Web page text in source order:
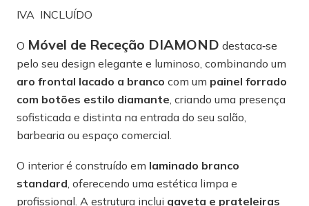
IVA INCLUÍDO
O Móvel de Receção DIAMOND destaca‑se
pelo seu design elegante e luminoso, combinando um
aro frontal lacado a branco com um painel forrado
com botões estilo diamante , criando uma presença
sofisticada e distinta na entrada do seu salão,
barbearia ou espaço comercial.
O interior é construído em laminado branco
standard , oferecendo uma estética limpa e
profissional. A estrutura inclui gaveta e prateleiras